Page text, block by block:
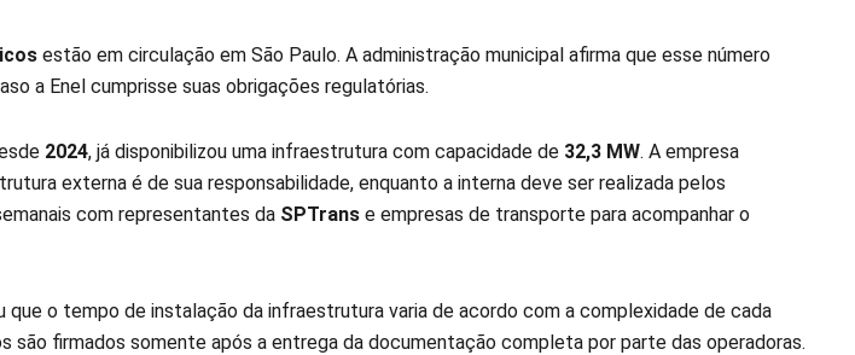
estão em circulação em São Paulo. A administração municipal afirma que esse número
a Enel cumprisse suas obrigações regulatórias.
2024, já disponibilizou uma infraestrutura com capacidade de 32,3 MW. A empresa
externa é de sua responsabilidade, enquanto a interna deve ser realizada pelos
com representantes da SPTrans e empresas de transporte para acompanhar o
que o tempo de instalação da infraestrutura varia de acordo com a complexidade de cada
são firmados somente após a entrega da documentação completa por parte das operadoras.